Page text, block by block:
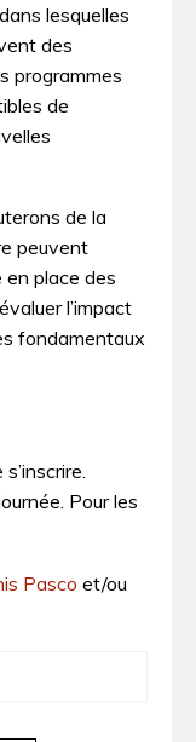
lesquelles
des
programmes
de
de la
peuvent
place des
l’impact
fondamentaux
Pour les
Pasco et/ou